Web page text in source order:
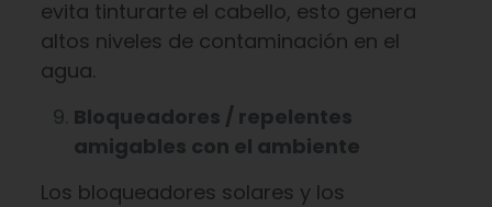
evita tinturarte el cabello, esto genera
altos niveles de contaminación en el
agua.
Bloqueadores / repelentes
amigables con el ambiente
Los bloqueadores solares y los